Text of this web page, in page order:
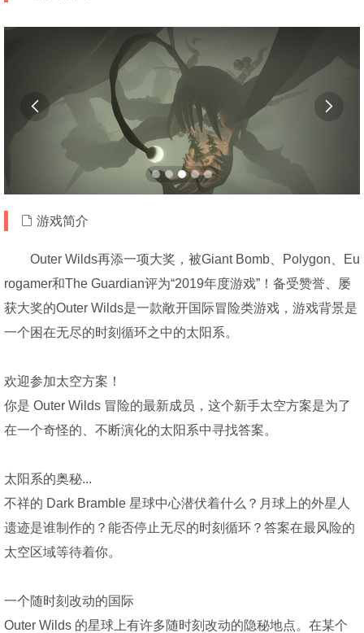
 
游戏简介
Outer Wilds再添一项大奖，被Giant Bomb、Polygon、Eu
rogamer和The Guardian评为“2019年度游戏”！备受赞誉、屡
获大奖的Outer Wilds是一款敞开国际冒险类游戏，游戏背景是
一个困在无尽的时刻循环之中的太阳系。
欢迎参加太空方案！
你是 Outer Wilds 冒险的最新成员，这个新手太空方案是为了
在一个奇怪的、不断演化的太阳系中寻找答案。
太阳系的奥秘...
不祥的 Dark Bramble 星球中心潜伏着什么？月球上的外星人
遗迹是谁制作的？能否停止无尽的时刻循环？答案在最风险的
太空区域等待着你。
一个随时刻改动的国际
Outer Wilds 的星球上有许多随时刻改动的隐秘地点。在某个